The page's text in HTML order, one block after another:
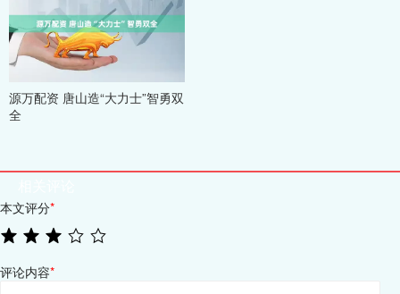
源万配资 唐山造“大力士”智勇双
全
本文评分*
评论内容*